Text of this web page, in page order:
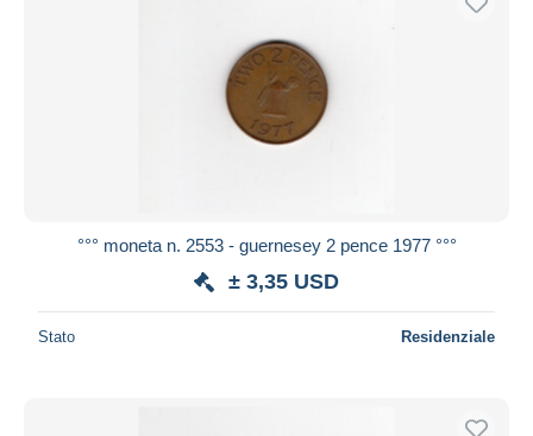
°°° moneta n. 2553 - guernesey 2 pence 1977 °°°
± 3,35 USD
Stato Residenziale